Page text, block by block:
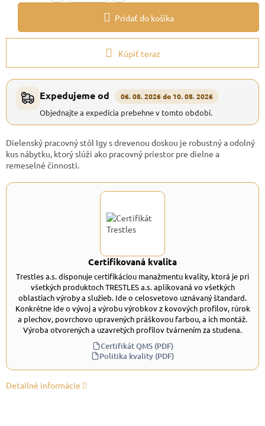
Pridať do košíka
Kúpiť teraz
Expedujeme od 06. 08. 2026 do 10. 08. 2026
Objednajte a expedícia prebehne v tomto období.
Dielenský pracovný stôl Igy s drevenou doskou je robustný a odolný
kus nábytku, ktorý slúži ako pracovný priestor pre dielne a
remeselné činnosti.
Certifikovaná kvalita
Trestles a.s. disponuje certifikáciou manažmentu kvality, ktorá je pri
všetkých produktoch TRESTLES a.s. aplikovaná vo všetkých
oblastiach výroby a služieb. Ide o celosvetovo uznávaný štandard.
Konkrétne ide o vývoj a výrobu výrobkov z kovových profilov, rúrok
a plechov, povrchovo upravených práškovou farbou, a ich montáž.
Výroba otvorených a uzavretých profilov tvárnením za studena.
Certifikát QMS (PDF)
Politika kvality (PDF)
Detailné informácie